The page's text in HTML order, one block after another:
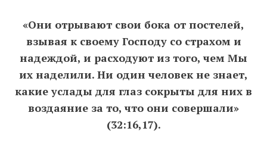
«Они отрывают свои бока от постелей,
взывая к своему Господу со страхом и
надеждой, и расходуют из того, чем Мы
их наделили. Ни один человек не знает,
какие услады для глаз сокрыты для них в
воздаяние за то, что они совершали»
(32:16,17).